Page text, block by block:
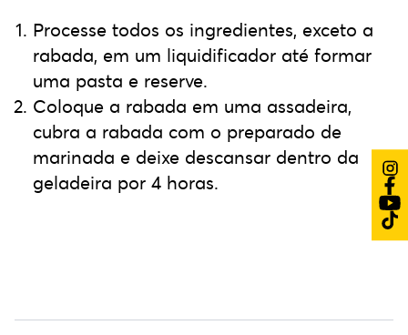
Processe todos os ingredientes, exceto a
rabada, em um liquidificador até formar
uma pasta e reserve.
Coloque a rabada em uma assadeira,
cubra a rabada com o preparado de
marinada e deixe descansar dentro da
geladeira por 4 horas.